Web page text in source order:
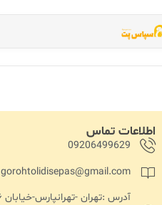
اطلاعات تماس
09206499629
gorohtolidisepas@gmail.com